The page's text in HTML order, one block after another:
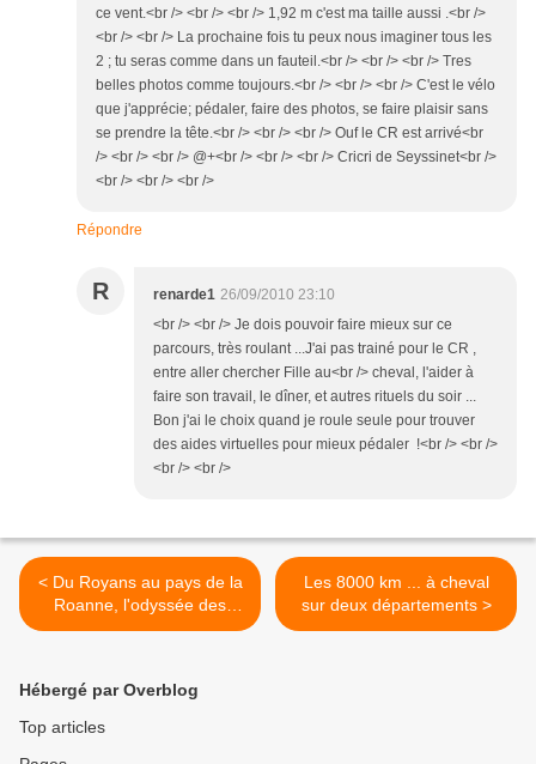
ce vent.<br /> <br /> <br /> 1,92 m c'est ma taille aussi .<br />
<br /> <br /> La prochaine fois tu peux nous imaginer tous les
2 ; tu seras comme dans un fauteil.<br /> <br /> <br /> Tres
belles photos comme toujours.<br /> <br /> <br /> C'est le vélo
que j'apprécie; pédaler, faire des photos, se faire plaisir sans
se prendre la tête.<br /> <br /> <br /> Ouf le CR est arrivé<br
/> <br /> <br /> @+<br /> <br /> <br /> Cricri de Seyssinet<br />
<br /> <br /> <br />
Répondre
R renarde1 26/09/2010 23:10
<br /> <br /> Je dois pouvoir faire mieux sur ce
parcours, très roulant ...J'ai pas trainé pour le CR ,
entre aller chercher Fille au<br /> cheval, l'aider à
faire son travail, le dîner, et autres rituels du soir ...
Bon j'ai le choix quand je roule seule pour trouver
des aides virtuelles pour mieux pédaler !<br /> <br />
<br /> <br />
< Du Royans au pays de la
Roanne, l'odyssée des
renardes
Les 8000 km ... à cheval
sur deux départements >
Hébergé par Overblog
Top articles